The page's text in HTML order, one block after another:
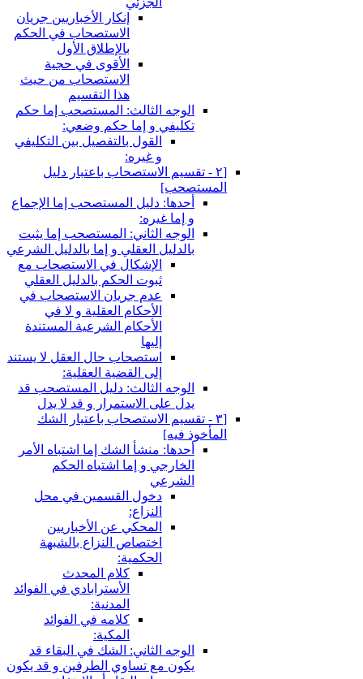
إنكار الأخباريين جريان
الاستصحاب في الحكم
بالإطلاق الأول
الأقوى في حجية
الاستصحاب من حيث
هذا التقسيم
الوجه الثالث: المستصحب إما حكم
تكليفي و إما حكم وضعي:
القول بالتفصيل بين التكليفي
و غيره:
[٢ - تقسيم الاستصحاب باعتبار دليل
المستصحب‏]
أحدها: دليل المستصحب إما الإجماع
و إما غيره:
الوجه الثاني: المستصحب إما يثبت
بالدليل العقلي و إما بالدليل الشرعي
الإشكال في الاستصحاب مع
ثبوت الحكم بالدليل العقلي
عدم جريان الاستصحاب في
الأحكام العقلية و لا في
الأحكام الشرعية المستندة
إليها
استصحاب حال العقل لا يستند
إلى القضية العقلية:
الوجه الثالث: دليل المستصحب قد
يدل على الاستمرار و قد لا يدل
[٣ - تقسيم الاستصحاب باعتبار الشك
المأخوذ فيه‏]
أحدها: منشأ الشك إما اشتباه الأمر
الخارجي و إما اشتباه الحكم
الشرعي
دخول القسمين في محل
النزاع:
المحكي عن الأخباريين
اختصاص النزاع بالشبهة
الحكمية:
كلام المحدث
الأسترابادي في الفوائد
المدنية:
كلامه في الفوائد
المكية:
الوجه الثاني: الشك في البقاء قد
يكون مع تساوي الطرفين و قد يكون